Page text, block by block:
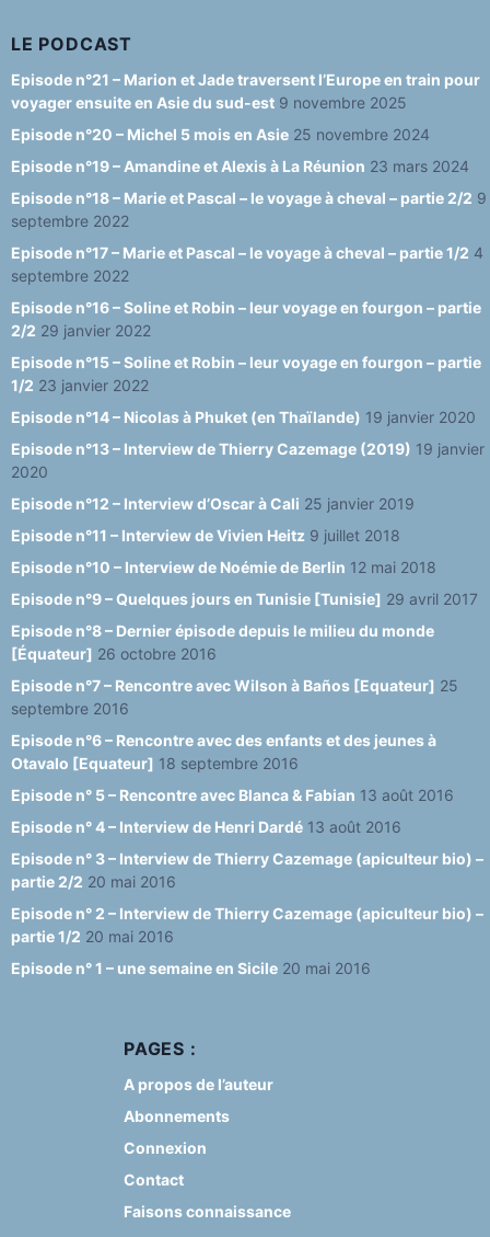
n
n
el
LE PODCAST
Episode n°21 – Marion et Jade traversent l’Europe en train pour
voyager ensuite en Asie du sud-est 9 novembre 2025
Episode n°20 – Michel 5 mois en Asie 25 novembre 2024
Episode n°19 – Amandine et Alexis à La Réunion 23 mars 2024
Episode n°18 – Marie et Pascal – le voyage à cheval – partie 2/2 9
septembre 2022
Episode n°17 – Marie et Pascal – le voyage à cheval – partie 1/2 4
septembre 2022
Episode n°16 – Soline et Robin – leur voyage en fourgon – partie
2/2 29 janvier 2022
Episode n°15 – Soline et Robin – leur voyage en fourgon – partie
1/2 23 janvier 2022
Episode n°14 – Nicolas à Phuket (en Thaïlande) 19 janvier 2020
Episode n°13 – Interview de Thierry Cazemage (2019) 19 janvier
2020
Episode n°12 – Interview d’Oscar à Cali 25 janvier 2019
Episode n°11 – Interview de Vivien Heitz 9 juillet 2018
Episode n°10 – Interview de Noémie de Berlin 12 mai 2018
Episode n°9 – Quelques jours en Tunisie [Tunisie] 29 avril 2017
Episode n°8 – Dernier épisode depuis le milieu du monde
[Équateur] 26 octobre 2016
Episode n°7 – Rencontre avec Wilson à Baños [Equateur] 25
septembre 2016
Episode n°6 – Rencontre avec des enfants et des jeunes à
Otavalo [Equateur] 18 septembre 2016
Episode n° 5 – Rencontre avec Blanca & Fabian 13 août 2016
Episode n° 4 – Interview de Henri Dardé 13 août 2016
Episode n° 3 – Interview de Thierry Cazemage (apiculteur bio) –
partie 2/2 20 mai 2016
Episode n° 2 – Interview de Thierry Cazemage (apiculteur bio) –
partie 1/2 20 mai 2016
Episode n° 1 – une semaine en Sicile 20 mai 2016
PAGES :
A propos de l’auteur
Abonnements
Connexion
Contact
Faisons connaissance